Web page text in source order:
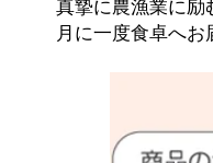
真摯に農漁業に励
月に一度食卓へ